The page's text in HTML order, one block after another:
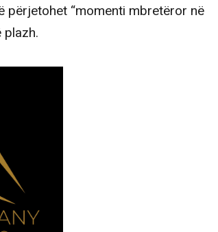
përjetohet “momenti mbretëror në